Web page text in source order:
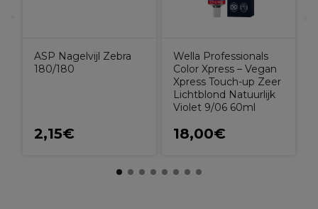
ASP Nagelvijl Zebra
180/180
2,15€
Wella Professionals
Color Xpress – Vegan
Xpress Touch-up Zeer
Lichtblond Natuurlijk
Violet 9/06 60ml
18,00€